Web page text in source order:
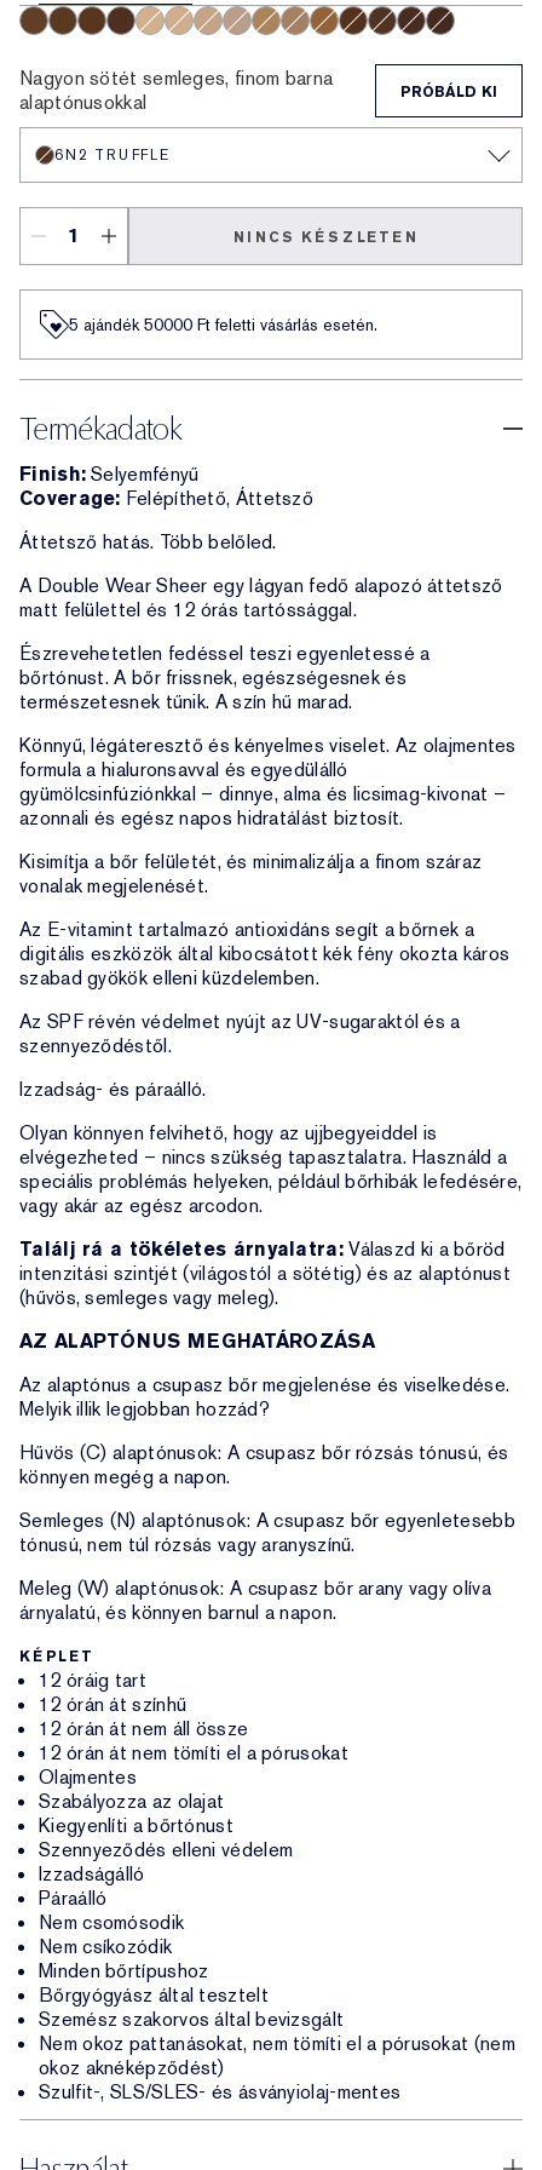
Nagyon sötét semleges, finom barna
alaptónusokkal
PRÓBÁLD KI
6N2 TRUFFLE
NINCS KÉSZLETEN
5 ajándék 50000​ Ft feletti vásárlás esetén.
Termékadatok
Finish:Selyemfényű
Coverage: Felépíthető, Áttetsző
Áttetsző hatás. Több belőled.
A Double Wear Sheer egy lágyan fedő alapozó áttetsző
matt felülettel és 12 órás tartóssággal.
Észrevehetetlen fedéssel teszi egyenletessé a
bőrtónust. A bőr frissnek, egészségesnek és
természetesnek tűnik. A szín hű marad.
Könnyű, légáteresztő és kényelmes viselet. Az olajmentes
formula a hialuronsavval és egyedülálló
gyümölcsinfúziónkkal – dinnye, alma és licsimag-kivonat –
azonnali és egész napos hidratálást biztosít.
Kisimítja a bőr felületét, és minimalizálja a finom száraz
vonalak megjelenését.
Az E-vitamint tartalmazó antioxidáns segít a bőrnek a
digitális eszközök által kibocsátott kék fény okozta káros
szabad gyökök elleni küzdelemben.
Az SPF révén védelmet nyújt az UV-sugaraktól és a
szennyeződéstől.
Izzadság- és páraálló.
Olyan könnyen felvihető, hogy az ujjbegyeiddel is
elvégezheted – nincs szükség tapasztalatra. Használd a
speciális problémás helyeken, például bőrhibák lefedésére,
vagy akár az egész arcodon.
Találj rá a tökéletes árnyalatra:Válaszd ki a bőröd
intenzitási szintjét (világostól a sötétig) és az alaptónust
(hűvös, semleges vagy meleg).
AZ ALAPTÓNUS MEGHATÁROZÁSA
Az alaptónus a csupasz bőr megjelenése és viselkedése.
Melyik illik legjobban hozzád?
Hűvös (C) alaptónusok: A csupasz bőr rózsás tónusú, és
könnyen megég a napon.
Semleges (N) alaptónusok: A csupasz bőr egyenletesebb
tónusú, nem túl rózsás vagy aranyszínű.
Meleg (W) alaptónusok: A csupasz bőr arany vagy olíva
árnyalatú, és könnyen barnul a napon.
KÉPLET
12 óráig tart
12 órán át színhű
12 órán át nem áll össze
12 órán át nem tömíti el a pórusokat
Olajmentes
Szabályozza az olajat
Kiegyenlíti a bőrtónust
Szennyeződés elleni védelem
Izzadságálló
Páraálló
Nem csomósodik
Nem csíkozódik
Minden bőrtípushoz
Bőrgyógyász által tesztelt
Szemész szakorvos által bevizsgált
Nem okoz pattanásokat, nem tömíti el a pórusokat (nem
okoz aknéképződést)
Szulfit-, SLS/SLES- és ásványiolaj-mentes